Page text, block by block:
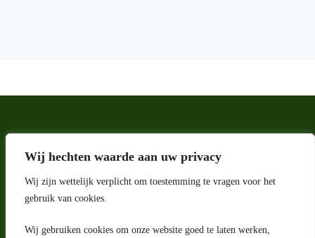
Wij hechten waarde aan uw privacy
Wij zijn wettelijk verplicht om toestemming te vragen voor het
gebruik van cookies.
Wij gebruiken cookies om onze website goed te laten werken,